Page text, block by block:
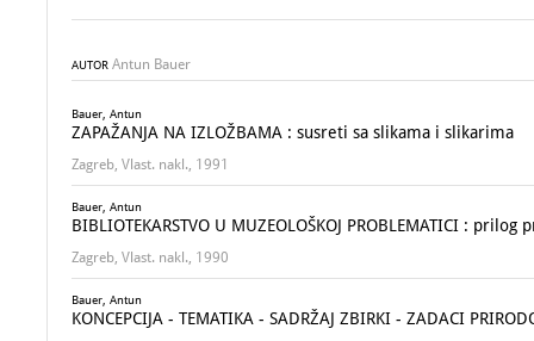
AUTOR Antun Bauer
Bauer, Antun
ZAPAŽANJA NA IZLOŽBAMA : susreti sa slikama i slikarima
Zagreb, Vlast. nakl., 1991
Bauer, Antun
BIBLIOTEKARSTVO U MUZEOLOŠKOJ PROBLEMATICI :
Zagreb, Vlast. nakl., 1990
Bauer, Antun
KONCEPCIJA - TEMATIKA - SADRŽAJ ZBIRKI - ZADACI